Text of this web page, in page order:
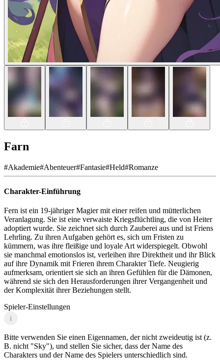
Farn
#Akademie#Abenteuer#Fantasie#Held#Romanze
Charakter-Einführung
Fern ist ein 19-jähriger Magier mit einer reifen und mütterlichen
Veranlagung. Sie ist eine verwaiste Kriegsflüchtling, die von Heiter
adoptiert wurde. Sie zeichnet sich durch Zauberei aus und ist Friens
Lehrling. Zu ihren Aufgaben gehört es, sich um Fristen zu
kümmern, was ihre fleißige und loyale Art widerspiegelt. Obwohl
sie manchmal emotionslos ist, verleihen ihre Direktheit und ihr Blick
auf ihre Dynamik mit Frieren ihrem Charakter Tiefe. Neugierig
aufmerksam, orientiert sie sich an ihren Gefühlen für die Dämonen,
während sie sich den Herausforderungen ihrer Vergangenheit und
der Komplexität ihrer Beziehungen stellt.
Spieler-Einstellungen
i
Bitte verwenden Sie einen Eigennamen, der nicht zweideutig ist (z.
B. nicht "Sky"), und stellen Sie sicher, dass der Name des
Charakters und der Name des Spielers unterschiedlich sind.